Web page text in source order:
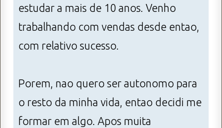
estudar a mais de 10 anos. Venho
trabalhando com vendas desde entao,
com relativo sucesso.
Porem, nao quero ser autonomo para
o resto da minha vida, entao decidi me
formar em algo. Apos muita